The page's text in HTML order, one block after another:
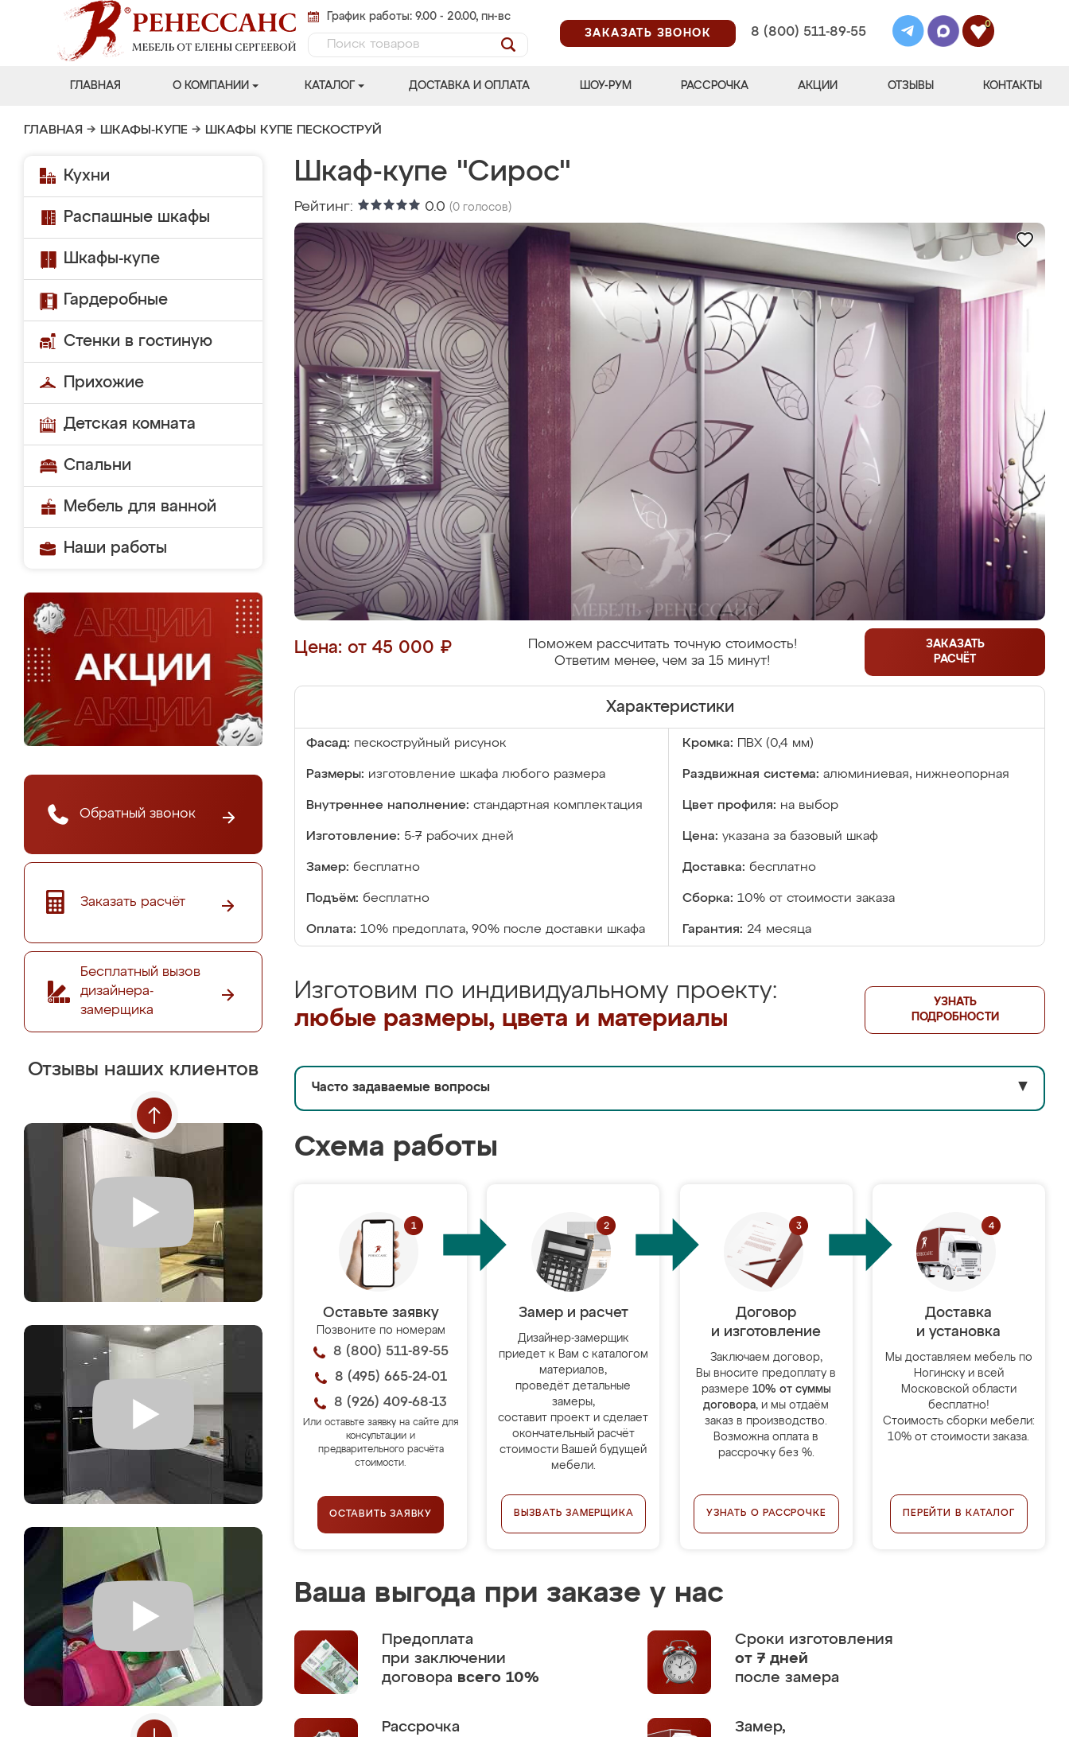
График работы: 9.00 - 20.00, пн-вс
ЗАКАЗАТЬ ЗВОНОК
8 (800) 511-89-55
0
ГЛАВНАЯ О КОМПАНИИ КАТАЛОГ ДОСТАВКА И ОПЛАТА ШОУ-РУМ РАССРОЧКА АКЦИИ ОТЗЫВЫ КОНТАКТЫ
ГЛАВНАЯ → ШКАФЫ-КУПЕ → ШКАФЫ КУПЕ ПЕСКОСТРУЙ
Кухни
Распашные шкафы
Шкафы-купе
Гардеробные
Стенки в гостиную
Прихожие
Детская комната
Спальни
Мебель для ванной
Наши работы
Обратный звонок
Заказать расчёт
Бесплатный вызов
дизайнера-
замерщика
Отзывы наших клиентов
Шкаф-купе "Сирос"
Рейтинг: 0.0 (0 голосов)
Цена: от 45 000 ₽
Поможем рассчитать точную стоимость!
Ответим менее, чем за 15 минут!
ЗАКАЗАТЬ
РАСЧЁТ
Характеристики
Фасад: пескоструйный рисунок Кромка: ПВХ (0,4 мм)
Размеры: изготовление шкафа любого размера Раздвижная система: алюминиевая, нижнеопорная
Внутреннее наполнение: стандартная комплектация Цвет профиля: на выбор
Изготовление: 5-7 рабочих дней Цена: указана за базовый шкаф
Замер: бесплатно Доставка: бесплатно
Подъём: бесплатно Сборка: 10% от стоимости заказа
Оплата: 10% предоплата, 90% после доставки шкафа Гарантия: 24 месяца
Изготовим по индивидуальному проекту:
любые размеры, цвета и материалы
УЗНАТЬ
ПОДРОБНОСТИ
Часто задаваемые вопросы ▼
Схема работы
Оставьте заявку
Позвоните по номерам
8 (800) 511-89-55
8 (495) 665-24-01
8 (926) 409-68-13
Или оставьте заявку на сайте для
консультации и
предварительного расчёта
стоимости.
ОСТАВИТЬ ЗАЯВКУ
Замер и расчет
Дизайнер-замерщик
приедет к Вам с каталогом
материалов,
проведёт детальные
замеры,
составит проект и сделает
окончательный расчёт
стоимости Вашей будущей
мебели.
ВЫЗВАТЬ ЗАМЕРЩИКА
Договор
и изготовление
Заключаем договор,
Вы вносите предоплату в
размере 10% от суммы
договора, и мы отдаём
заказ в производство.
Возможна оплата в
рассрочку без %.
УЗНАТЬ О РАССРОЧКЕ
Доставка
и установка
Мы доставляем мебель по
Ногинску и всей
Московской области
бесплатно!
Стоимость сборки мебели:
10% от стоимости заказа.
ПЕРЕЙТИ В КАТАЛОГ
Ваша выгода при заказе у нас
Предоплата
при заключении
договора всего 10%
Сроки изготовления
от 7 дней
после замера
Рассрочка
Замер,